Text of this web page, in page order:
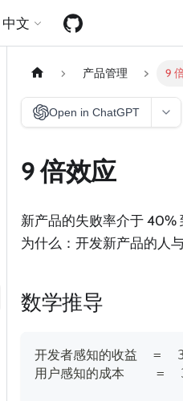
中文
产品管理 9
Open in ChatGPT
9 倍效应
新产品的失败率介于 40%
为什么：开发新产品的人
数学推导
开发者感知的收益  =
用户感知的成本    =